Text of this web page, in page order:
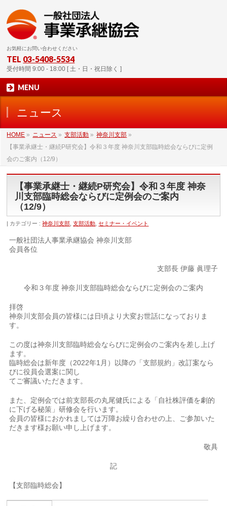
お気軽にお問い合わせください
TEL 03-5408-5534
受付時間 9:00 - 18:00 [ 土・日・祝日除く ]
MENU
ニュース
HOME » ニュース » 支部活動 » 神奈川支部 »
【事業承継士・継続P研究会】令和３年度 神奈川支部臨時総会ならびに定例
会のご案内（12/9）
【事業承継士・継続P研究会】令和３年度 神奈
川支部臨時総会ならびに定例会のご案内
（12/9）
カテゴリー :神奈川支部 ,支部活動 ,セミナー・イベント
一般社団法人事業承継協会 神奈川支部
会員各位
支部長 伊藤 眞理子
令和３年度 神奈川支部臨時総会ならびに定例会のご案内
拝啓
神奈川支部会員の皆様には日頃より大変お世話になっておりま
す。
この度は神奈川支部臨時総会ならびに定例会のご案内を差し上げ
ます。
臨時総会は新年度（2022年1月）以降の「支部規約」改訂案なら
びに役員会選案に関し
てご審議いただきます。
また、定例会では前支部長の丸尾健氏による「自社株評価を劇的
に下げる秘策」研修会を行います。
会員の皆様におかれましては万障お繰り合わせの上、ご参加いた
だきます様お願い申し上げます。
敬具
記
【支部臨時総会】